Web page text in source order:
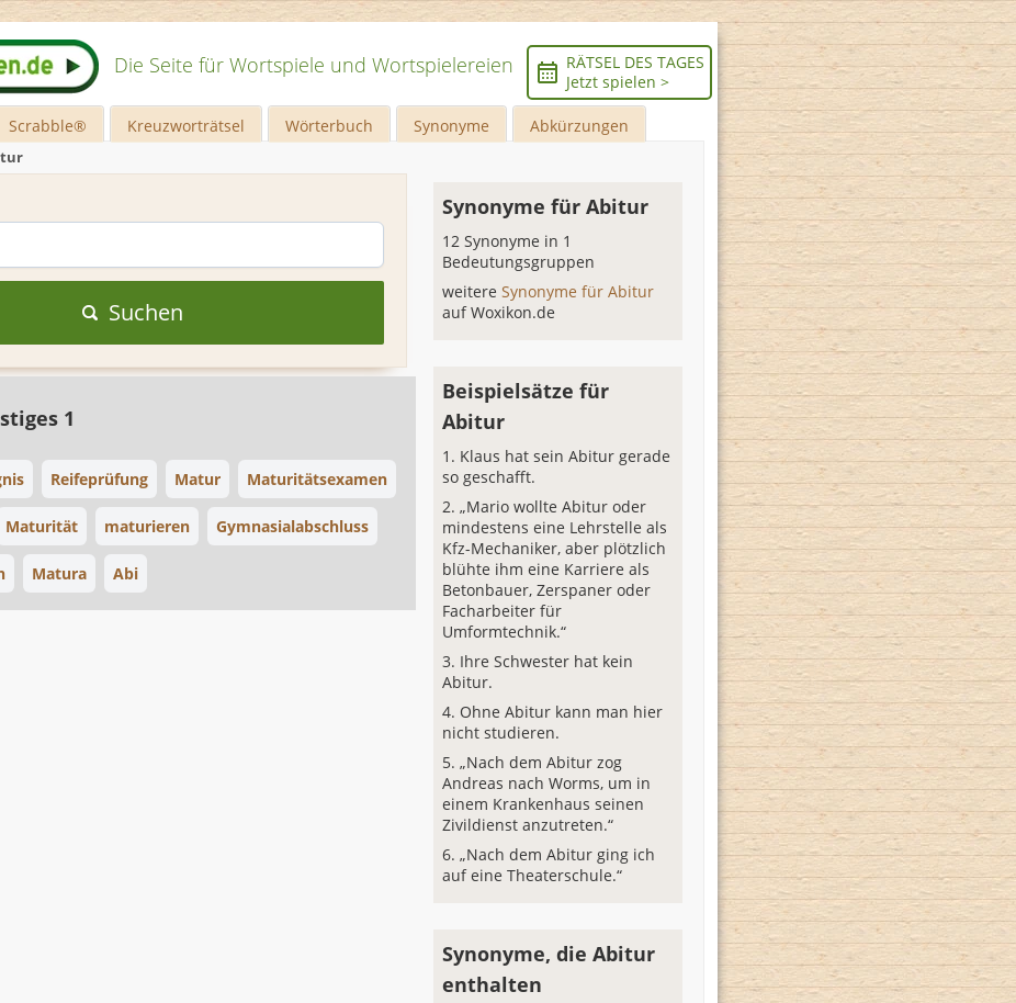
Die Seite für Wortspiele und Wortspielereien
RÄTSEL DES TAGES
Jetzt spielen >
Scrabble® Kreuzworträtsel Wörterbuch Synonyme Abkürzungen
Suchen
1
Reifeprüfung Matur Maturitätsexamen
Maturität maturieren Gymnasialabschluss
Matura Abi
Synonyme für Abitur
12 Synonyme in 1
Bedeutungsgruppen
weitereSynonyme für Abitur
auf Woxikon.de
Beispielsätze für
Abitur
Klaus hat sein Abitur gerade
so geschafft.
„Mario wollte Abitur oder
mindestens eine Lehrstelle als
Kfz-Mechaniker, aber plötzlich
blühte ihm eine Karriere als
Betonbauer, Zerspaner oder
Facharbeiter für
Umformtechnik.“
Ihre Schwester hat kein
Abitur.
Ohne Abitur kann man hier
nicht studieren.
„Nach dem Abitur zog
Andreas nach Worms, um in
einem Krankenhaus seinen
Zivildienst anzutreten.“
„Nach dem Abitur ging ich
auf eine Theaterschule.“
Synonyme, die Abitur
enthalten